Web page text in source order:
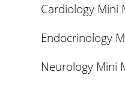
Cardiology Mini
Endocrinology
Neurology Mini